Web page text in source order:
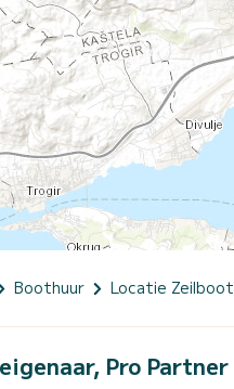
Boothuur Locatie Zeilboot
Pro Partner